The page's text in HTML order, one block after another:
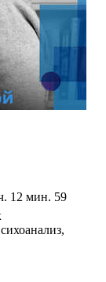
12 мин. 59